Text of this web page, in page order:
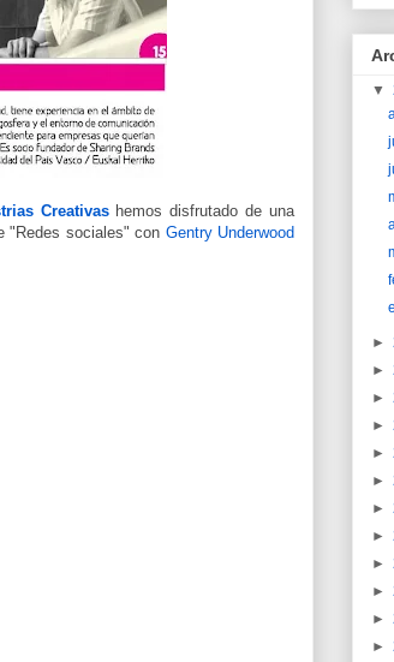
Creativashemos disfrutado de una
"Redes sociales" con Gentry Underwood
▼
►
►
►
►
►
►
►
►
►
►
►
►